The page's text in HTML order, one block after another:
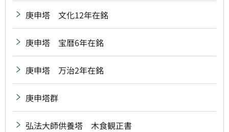
庚申塔 文化12年在銘
庚申塔 宝暦6年在銘
庚申塔 万治2年在銘
庚申塔群
弘法大師供養塔 木食観正書